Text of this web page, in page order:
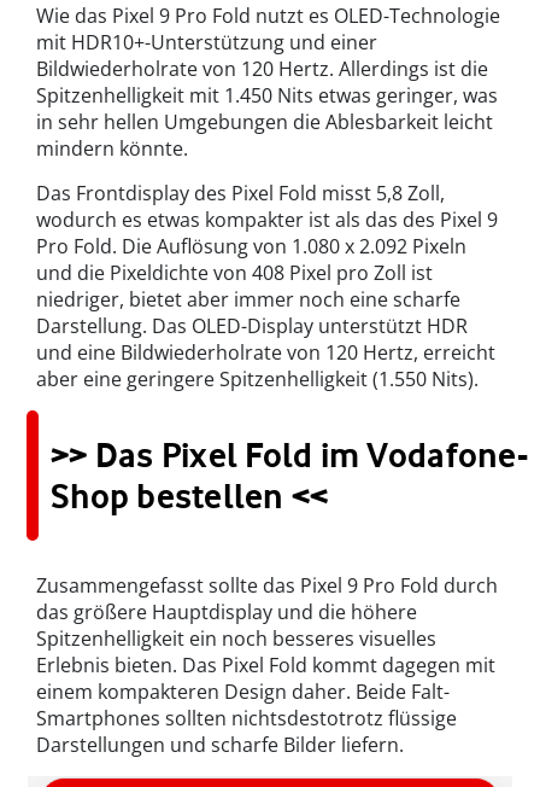
Wie das Pixel 9 Pro Fold nutzt es OLED-Technologie
mit HDR10+-Unterstützung und einer
Bildwiederholrate von 120 Hertz. Allerdings ist die
Spitzenhelligkeit mit 1.450 Nits etwas geringer, was
in sehr hellen Umgebungen die Ablesbarkeit leicht
mindern könnte.
Das Frontdisplay des Pixel Fold misst 5,8 Zoll,
wodurch es etwas kompakter ist als das des Pixel 9
Pro Fold. Die Auflösung von 1.080 x 2.092 Pixeln
und die Pixeldichte von 408 Pixel pro Zoll ist
niedriger, bietet aber immer noch eine scharfe
Darstellung. Das OLED-Display unterstützt HDR
und eine Bildwiederholrate von 120 Hertz, erreicht
aber eine geringere Spitzenhelligkeit (1.550 Nits).
>> Das Pixel Fold im Vodafone-
Shop bestellen <<
Zusammengefasst sollte das Pixel 9 Pro Fold durch
das größere Hauptdisplay und die höhere
Spitzenhelligkeit ein noch besseres visuelles
Erlebnis bieten. Das Pixel Fold kommt dagegen mit
einem kompakteren Design daher. Beide Falt-
Smartphones sollten nichtsdestotrotz flüssige
Darstellungen und scharfe Bilder liefern.